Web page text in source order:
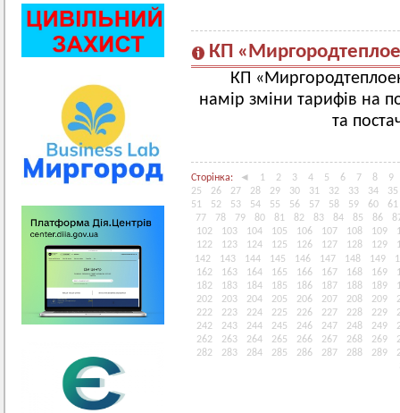
КП
КП
намір зміни тарифів на
та
Сторінка: ◄ 1 2 3 4 5 6 7 8
9
25
26 27 28 29 30 31 32 33 34
35
51
52 53 54 55 56 57 58 59 60
61
77
78 79 80 81 82 83 84 85 86
102
103 104 105 106 107 108 109
122
123 124 125 126 127 128 129
142
143 144 145 146 147 148 149
162
163 164 165 166 167 168 169
182
183 184 185 186 187 188 189
202
203 204 205 206 207 208 209
222
223 224 225 226 227 228 229
242
243 244 245 246 247 248 249
262
263 264 265 266 267 268 269
282
283 284 285 286 287 288 289